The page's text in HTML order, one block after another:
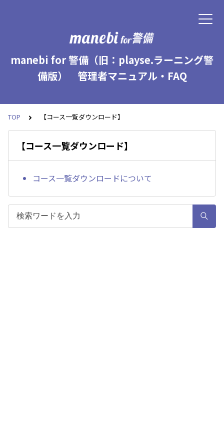
manebi for 警備（旧：playse.ラーニング警
備版） 管理者マニュアル・FAQ
TOP 【コース一覧ダウンロード】
【コース一覧ダウンロード】
コース一覧ダウンロードについて